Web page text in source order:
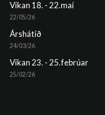
Vikan 18. - 22.maí
22/05/26
Árshátíð
24/03/26
Vikan 23. - 25.febrúar
25/02/26